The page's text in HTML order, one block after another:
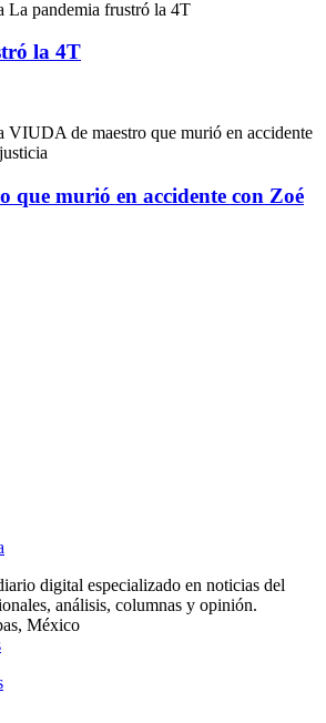
la 4T
que murió en accidente con Zoé
digital especializado en noticias del
análisis, columnas y opinión.
México